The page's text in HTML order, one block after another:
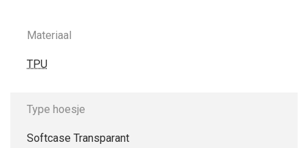
Materiaal
TPU
Type hoesje
Softcase Transparant